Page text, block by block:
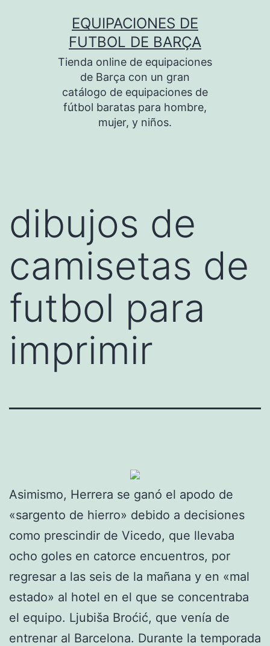
EQUIPACIONES DE
FUTBOL DE BARÇA
Tienda online de equipaciones
de Barça con un gran
catálogo de equipaciones de
fútbol baratas para hombre,
mujer, y niños.
dibujos de
camisetas de
futbol para
imprimir
Asimismo, Herrera se ganó el apodo de
«sargento de hierro» debido a decisiones
como prescindir de Vicedo, que llevaba
ocho goles en catorce encuentros, por
regresar a las seis de la mañana y en «mal
estado» al hotel en el que se concentraba
el equipo. Ljubiša Broćić, que venía de
entrenar al Barcelona. Durante la temporada